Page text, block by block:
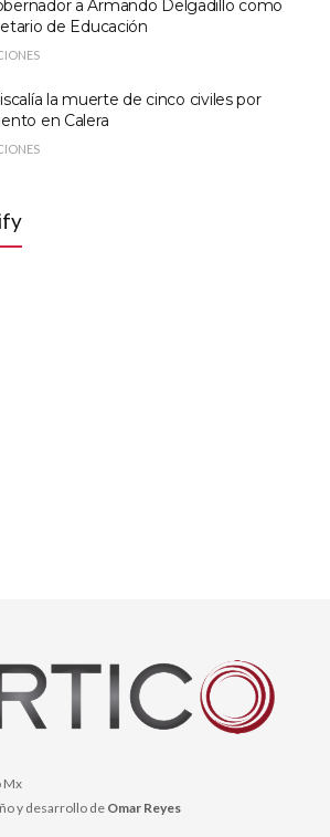
a Armando Delgadillo como
de Educación
la muerte de cinco civiles por
en Calera
Mx
y desarrollo de Omar Reyes